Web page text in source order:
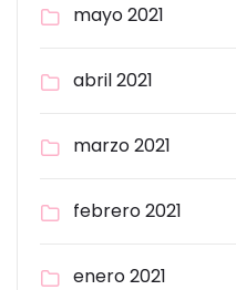
mayo 2021
abril 2021
marzo 2021
febrero 2021
enero 2021